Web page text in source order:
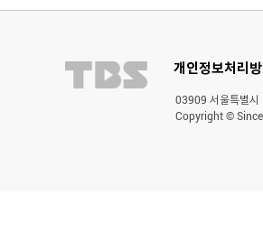
개인정보처리
03909 서울특별시
Copyright ©